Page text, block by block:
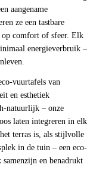
aangename
ze een tastbare
op comfort of sfeer. Elk
energieverbruik –
vuurtafels van
en esthetiek
natuurlijk – onze
laten integreren in elk
terras is, als stijlvolle
in de tuin – een eco-
en benadrukt